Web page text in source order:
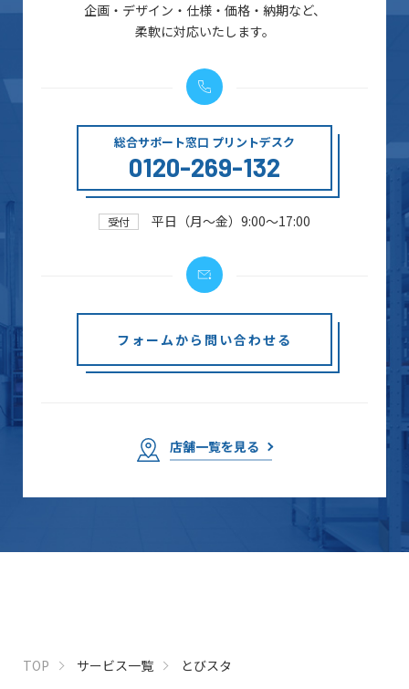
企画・デザイン・仕様・価格・納期など、
柔軟に対応いたします。
総合サポート窓口 プリントデスク
0120-269-132
受付 平日（月～金）9:00～17:00
フォームから問い合わせる
店舗一覧を見る
TOP サービス一覧 とびスタ